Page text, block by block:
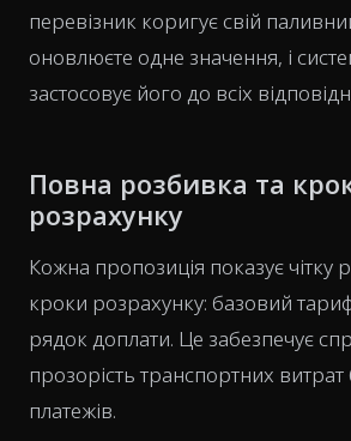
перевізник коригує свій
оновлюєте одне значення, і
застосовує його до всіх
Повна розбивка та
розрахунку
Кожна пропозиція показує чітку
кроки розрахунку: базовий
рядок доплати. Це забезпечує
прозорість транспортних
платежів.